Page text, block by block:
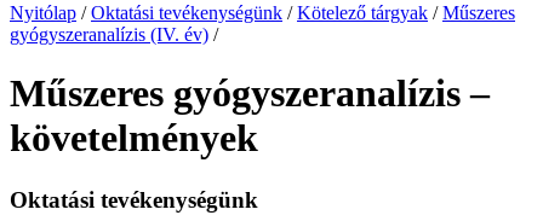
Nyitólap / Oktatási tevékenységünk / Kötelező tárgyak / Műszeres
gyógyszeranalízis (IV. év) /
Műszeres gyógyszeranalízis –
követelmények
Oktatási tevékenységünk